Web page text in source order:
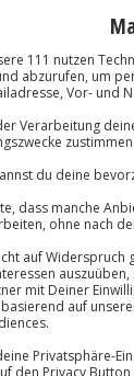
Wein aber
Auszeit mit
pur! In
des